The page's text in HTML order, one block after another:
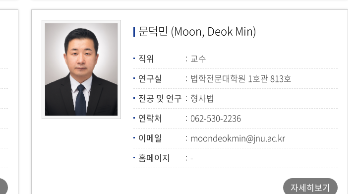
문덕민 (Moon, Deok Min)
직위
교수
연구실
법학전문대학원 1호관 813호
전공 및 연구
형사법
연락처
062-530-2236
이메일
moondeokmin@jnu.ac.kr
홈페이지
-
자세히보기